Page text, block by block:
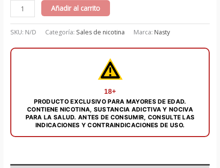
Cush
Man
Mango
30ml
Añadir al carrito
SKU: N/D Categoría: Sales de nicotina Marca: Nasty
18+
PRODUCTO EXCLUSIVO PARA MAYORES DE EDAD.
CONTIENE NICOTINA, SUSTANCIA ADICTIVA Y NOCIVA
PARA LA SALUD. ANTES DE CONSUMIR, CONSULTE LAS
INDICACIONES Y CONTRAINDICACIONES DE USO.